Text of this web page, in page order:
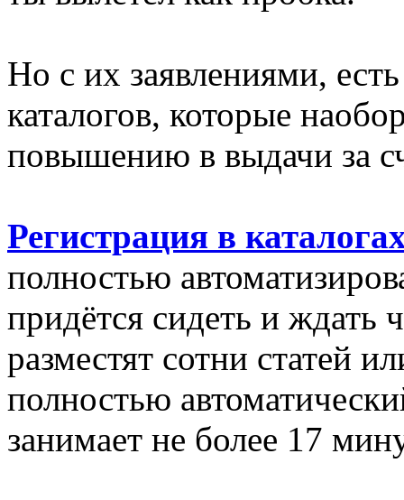
Но с их заявлениями,
каталогов, которые
повышению в выдачи за
Регистрация в
полностью
придётся сидеть и ждать
разместят сотни статей
полностью
занимает не более 17